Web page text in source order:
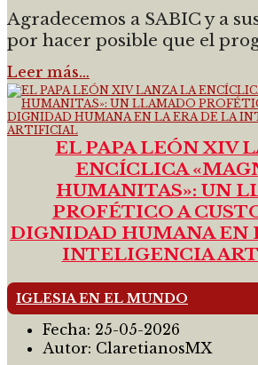
Agradecemos a SABIC y a
por hacer posible que el
Leer más…
EL PAPA LEÓN XIV
ENCÍCLICA
HUMANITAS»: UN
PROFÉTICO A
DIGNIDAD HUMANA EN
INTELIGENCIA
IGLESIA EN EL MUNDO
Fecha: 25-05-2026
Autor: ClaretianosMX